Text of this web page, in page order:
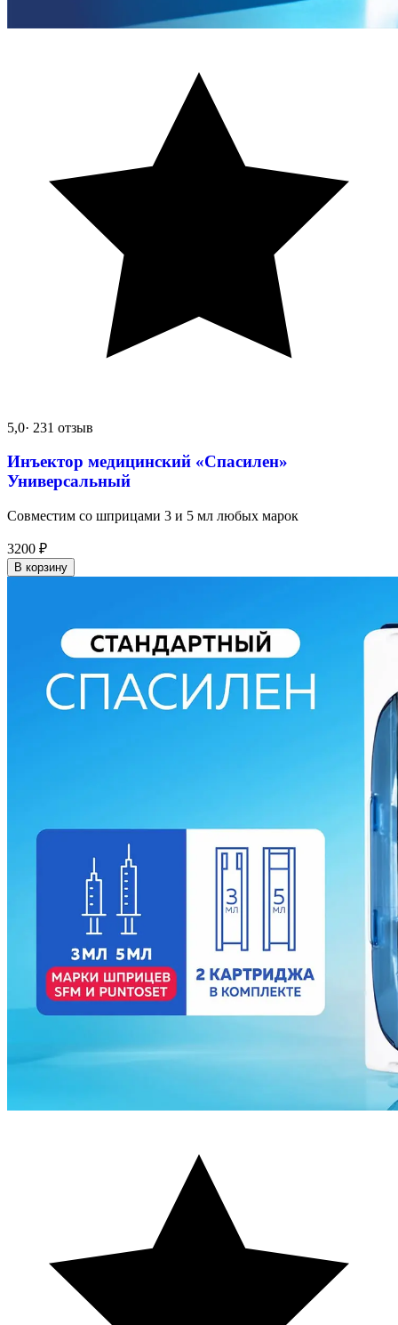
5,0· 231 отзыв
Инъектор медицинский «Спасилен»
Универсальный
Совместим со шприцами 3 и 5 мл любых марок
3200 ₽
В корзину